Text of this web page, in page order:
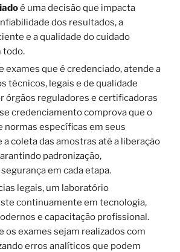
é uma decisão que impacta
dos resultados, a
e a qualidade do cuidado
todo.
exames que é credenciado, atende a
técnicos, legais e de qualidade
órgãos reguladores e certificadoras
credenciamento comprova que o
normas específicas em seus
a coleta das amostras até a liberação
padronização,
em cada etapa.
legais, um laboratório
continuamente em tecnologia,
e capacitação profissional.
os exames sejam realizados com
erros analíticos que podem